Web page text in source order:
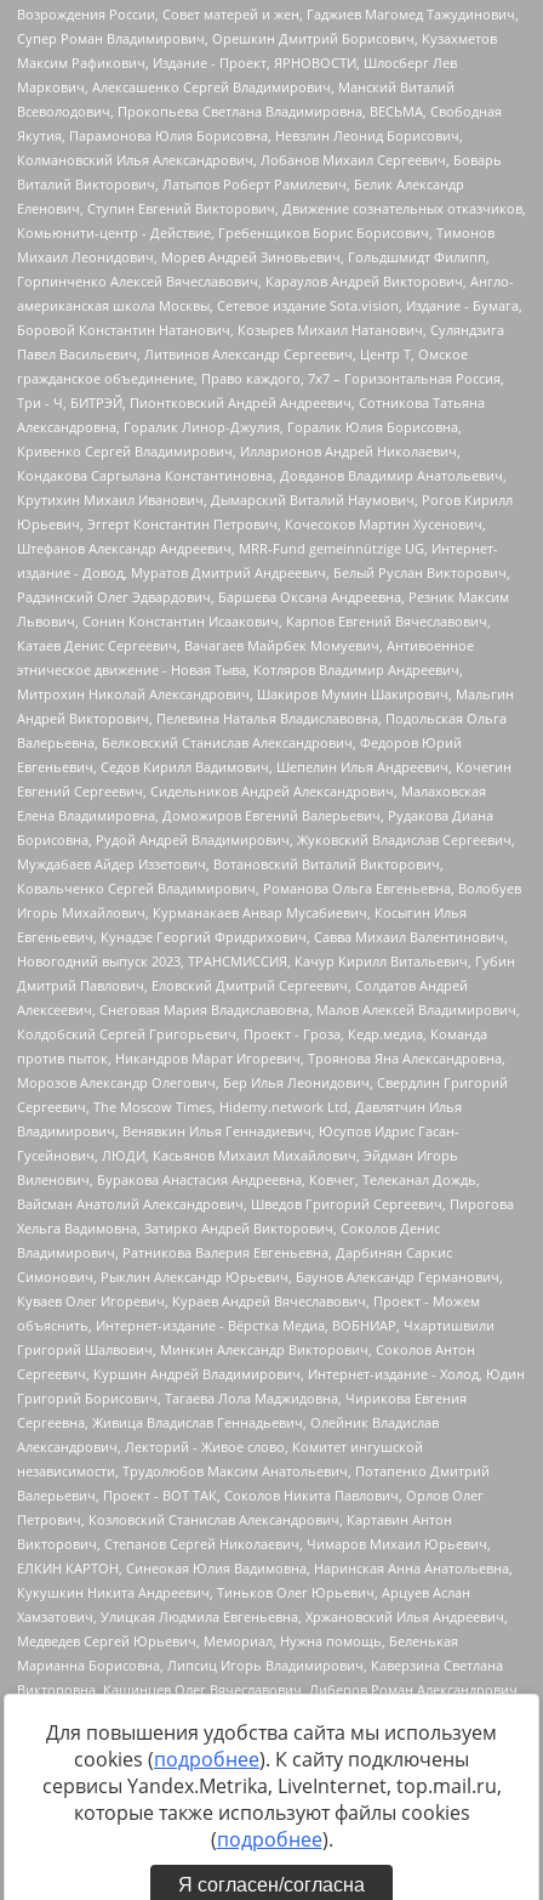
Источник:https://minjust.gov.ru/uploaded/files/reestr-
inostrannyih-agentov-22-03-2024.pdfданные на22.03.2024
Для повышения удобства сайта мы используем
cookies (подробнее). К сайту подключены
сервисы Yandex.Metrika, LiveInternet, top.mail.ru,
которые также используют файлы cookies
(подробнее).
Я согласен/согласна